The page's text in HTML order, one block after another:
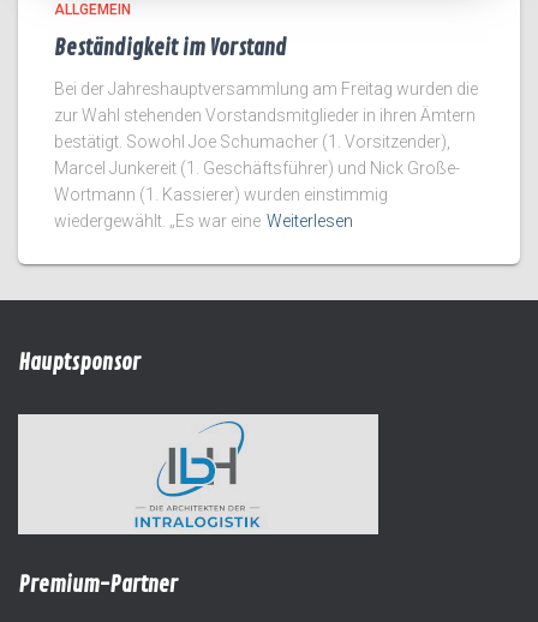
ALLGEMEIN
Beständigkeit im Vorstand
Bei der Jahreshauptversammlung am Freitag wurden die
zur Wahl stehenden Vorstandsmitglieder in ihren Ämtern
bestätigt. Sowohl Joe Schumacher (1. Vorsitzender),
Marcel Junkereit (1. Geschäftsführer) und Nick Große-
Wortmann (1. Kassierer) wurden einstimmig
wiedergewählt. „Es war eine Weiterlesen
Hauptsponsor
Premium-Partner